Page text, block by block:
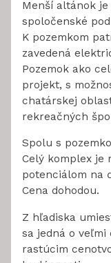
Menší altánok
spoločenské
K pozemkom
zavedená
Pozemok ako
projekt, s
chatárskej
rekreačných
Spolu s
Celý komplex je
potenciálom na
Cena dohodou.
Z hľadiska
sa jedná o
rastúcim